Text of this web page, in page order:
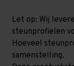
niveaus
GALVA
niveaus
GALVA
Let op: Wij
steunprofielen
Hoeveel
samenstelling.